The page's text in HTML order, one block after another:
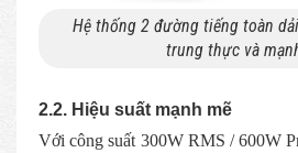
Hệ thống 2 đường tiếng toàn
trung thực và
2.2. Hiệu suất mạnh mẽ
Với công suất 300W RMS / 600W